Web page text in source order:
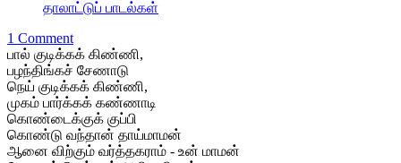
தாலாட்டுப் பாடல்கள்
1 Comment
பால் குடிக்கக் கிண்ணி,
பழந்திங்கச் சேணாடு
நெய் குடிக்கக் கிண்ணி,
முகம் பார்க்கக் கண்ணாடி
கொண்டைக்குக் குப்பி
கொண்டு வந்தான் தாய்மாமன்
ஆனை விற்கும் வர்த்தகராம் - உன் மாமன்